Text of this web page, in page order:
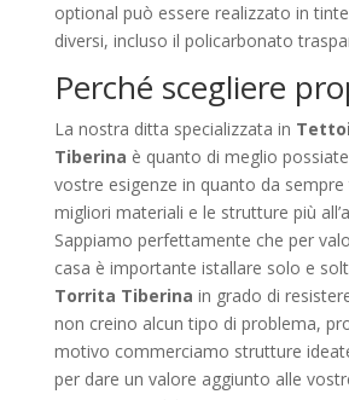
optional può essere realizzato in
diversi, incluso il policarbonato
Perché scegliere
La nostra ditta specializzata in
Tiberina è quanto di meglio
vostre esigenze in quanto da
migliori materiali e le strutture più
Sappiamo perfettamente che per
casa è importante istallare solo e
Torrita Tiberina in grado di
non creino alcun tipo di problema,
motivo commerciamo strutture
per dare un valore aggiunto alle